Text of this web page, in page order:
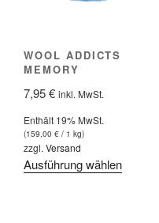
WOOL ADDICTS
MEMORY
7,95€ inkl. MwSt.
Enthält 19% MwSt.
(159,00 € / 1 kg)
zzgl. Versand
Ausführung wählenDieses